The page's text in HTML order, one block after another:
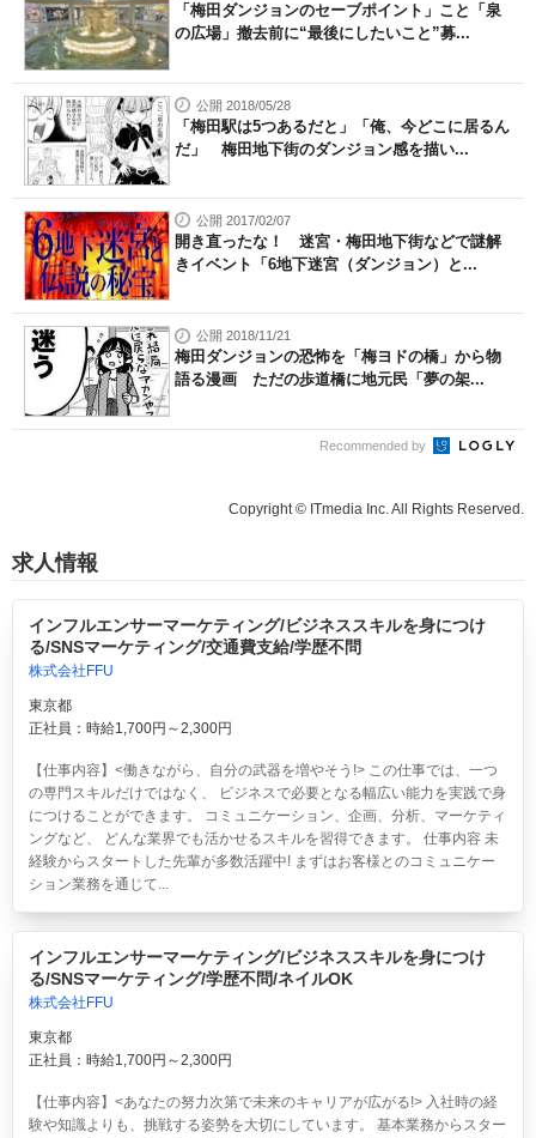
「梅田ダンジョンのセーブポイント」こと「泉
の広場」撤去前に“最後にしたいこと”募...
公開 2018/05/28
「梅田駅は5つあるだと」「俺、今どこに居るん
だ」 梅田地下街のダンジョン感を描い...
公開 2017/02/07
開き直ったな！ 迷宮・梅田地下街などで謎解
きイベント「6地下迷宮（ダンジョン）と...
公開 2018/11/21
梅田ダンジョンの恐怖を「梅ヨドの橋」から物
語る漫画 ただの歩道橋に地元民「夢の架...
Recommended by
Copyright © ITmedia Inc. All Rights Reserved.
求人情報
インフルエンサーマーケティング/ビジネススキルを身につけ
る/SNSマーケティング/交通費支給/学歴不問
株式会社FFU
東京都
正社員：時給1,700円～2,300円
【仕事内容】<働きながら、自分の武器を増やそう!> この仕事では、一つ
の専門スキルだけではなく、 ビジネスで必要となる幅広い能力を実践で身
につけることができます。 コミュニケーション、企画、分析、マーケティ
ングなど、 どんな業界でも活かせるスキルを習得できます。 仕事内容 未
経験からスタートした先輩が多数活躍中! まずはお客様とのコミュニケー
ション業務を通じて...
インフルエンサーマーケティング/ビジネススキルを身につけ
る/SNSマーケティング/学歴不問/ネイルOK
株式会社FFU
東京都
正社員：時給1,700円～2,300円
【仕事内容】<あなたの努力次第で未来のキャリアが広がる!> 入社時の経
験や知識よりも、挑戦する姿勢を大切にしています。 基本業務からスター